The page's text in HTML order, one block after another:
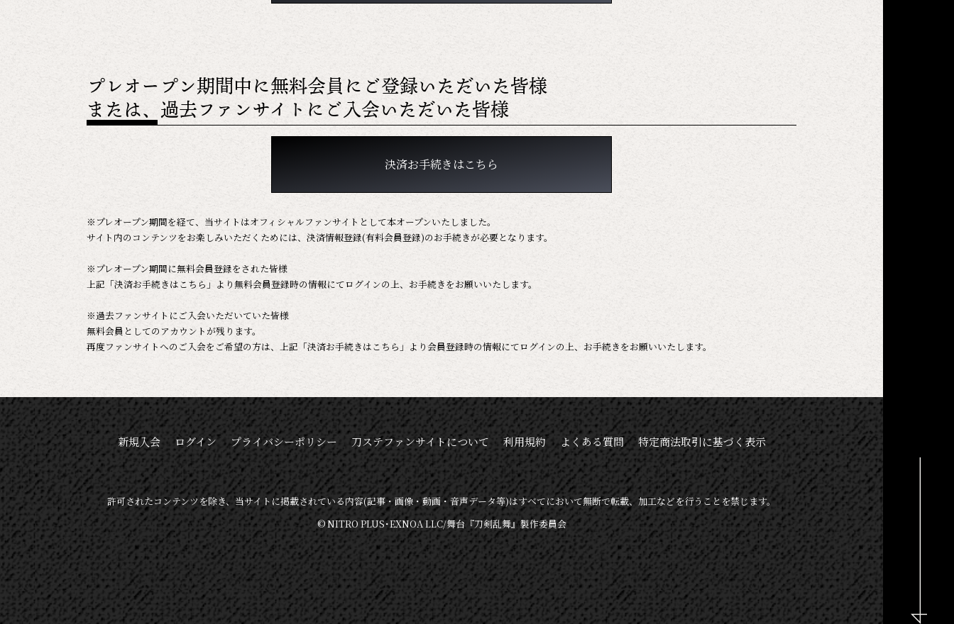
プレオープン期間中に無料会員にご登録いただいた皆様
または、過去ファンサイトにご入会いただいた皆様
決済お手続きはこちら
※プレオープン期間を経て、当サイトはオフィシャルファンサイトとして本オープンいたしました。
サイト内のコンテンツをお楽しみいただくためには、決済情報登録(有料会員登録)のお手続きが必要となります。
※プレオープン期間に無料会員登録をされた皆様
上記「決済お手続きはこちら」より無料会員登録時の情報にてログインの上、お手続きをお願いいたします。
※過去ファンサイトにご入会いただいていた皆様
無料会員としてのアカウントが残ります。
再度ファンサイトへのご入会をご希望の方は、上記「決済お手続きはこちら」より会員登録時の情報にてログインの上、お手続きをお願いいたします。
新規入会 ログイン プライバシーポリシー 刀ステファンサイトについて 利用規約 よくある質問 特定商法取引に基づく表示
許可されたコンテンツを除き、当サイトに掲載されている内容(記事・画像・動画・音声データ等)はすべてにおいて無断で転載、加工などを行うことを禁じます。
© NITRO PLUS･EXNOA LLC/舞台『刀剣乱舞』製作委員会